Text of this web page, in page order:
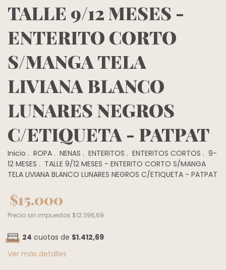
TALLE 9/12 MESES -
ENTERITO CORTO
S/MANGA TELA
LIVIANA BLANCO
LUNARES NEGROS
C/ETIQUETA - PATPAT
Inicio . ROPA . NENAS . ENTERITOS . ENTERITOS CORTOS . 9-
12 MESES . TALLE 9/12 MESES - ENTERITO CORTO S/MANGA
TELA LIVIANA BLANCO LUNARES NEGROS C/ETIQUETA - PATPAT
$15.000
Precio sin impuestos $12.396,69
24 cuotas de $1.412,69
Ver más detalles